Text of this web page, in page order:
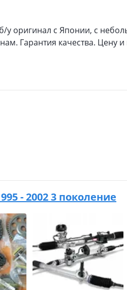
у оригинал с Японии, с
Гарантия качества. Цену
- 2002 3 поколение